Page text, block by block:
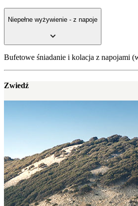
Niepełne wyżywienie - z napoje
Bufetowe śniadanie i kolacja z napojami
Zwiedź